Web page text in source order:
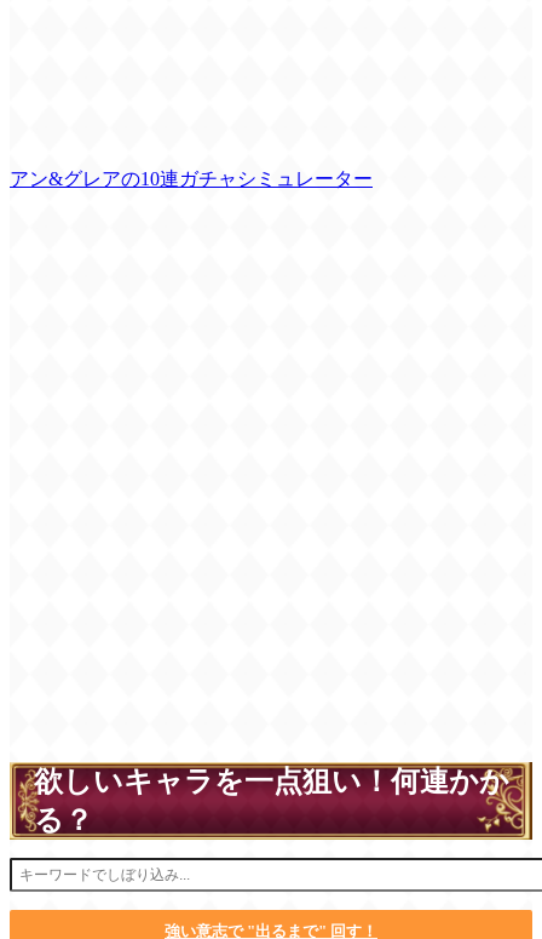
アン&グレアの10連ガチャシミュレーター
欲しいキャラを一点狙い！何連かか
る？
強い意志で "出るまで" 回す！